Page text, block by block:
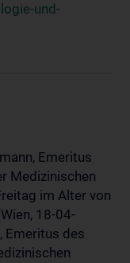
und-
Emeritus
Medizinischen
im Alter von
18-04-
Emeritus des